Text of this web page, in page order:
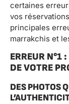
certaines
vos
principales
marrakchis et
ERREUR N°1
DE VOTRE
DES PHOTOS